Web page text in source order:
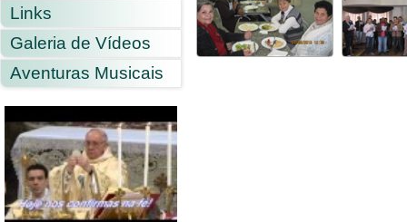
Links
Galeria de Vídeos
Aventuras Musicais